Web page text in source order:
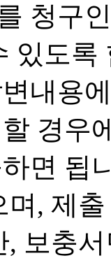
청구
있도록
내용
경우
면 됩
, 제
, 보충